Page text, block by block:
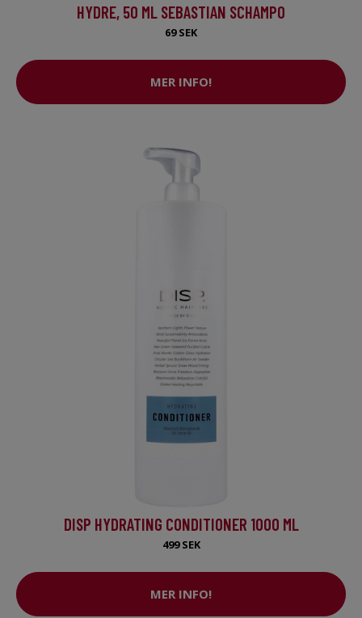
HYDRE, 50 ML SEBASTIAN SCHAMPO
69 SEK
MER INFO!
DISP HYDRATING CONDITIONER 1000 ML
499 SEK
MER INFO!